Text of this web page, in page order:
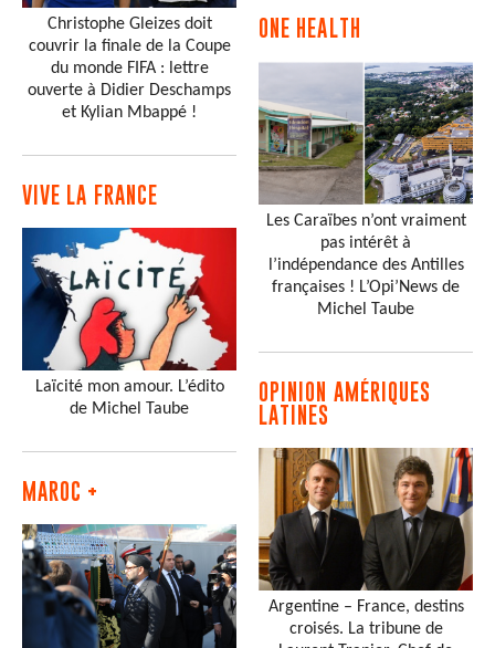
Christophe Gleizes doit
couvrir la finale de la Coupe
du monde FIFA : lettre
ouverte à Didier Deschamps
et Kylian Mbappé !
VIVE LA FRANCE
Laïcité mon amour. L’édito
de Michel Taube
MAROC +
ONE HEALTH
Les Caraïbes n’ont vraiment
pas intérêt à
l’indépendance des Antilles
françaises ! L’Opi’News de
Michel Taube
OPINION AMÉRIQUES
LATINES
Argentine – France, destins
croisés. La tribune de